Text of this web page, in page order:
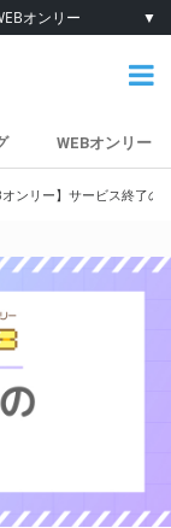
オンリー ▼
WEBオンリー
オンリー】サービス終了の